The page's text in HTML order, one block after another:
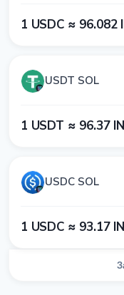
1​ USDC ≈ 9​6​.0​8​2​
USDT SOL
1​ USDT ≈ 9​6​.3​7​
USDC SOL
1​ USDC ≈ 9​3​.1​7​